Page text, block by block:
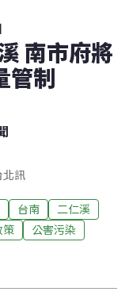
南市府將
管制
北訊
台南
二仁溪
策 公害污染